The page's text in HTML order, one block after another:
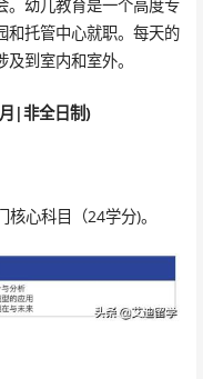
。幼儿教育是一个高度专
和托管中心就职。每天的
到室内和室外。
|非全日制)
心科目（24学分)。